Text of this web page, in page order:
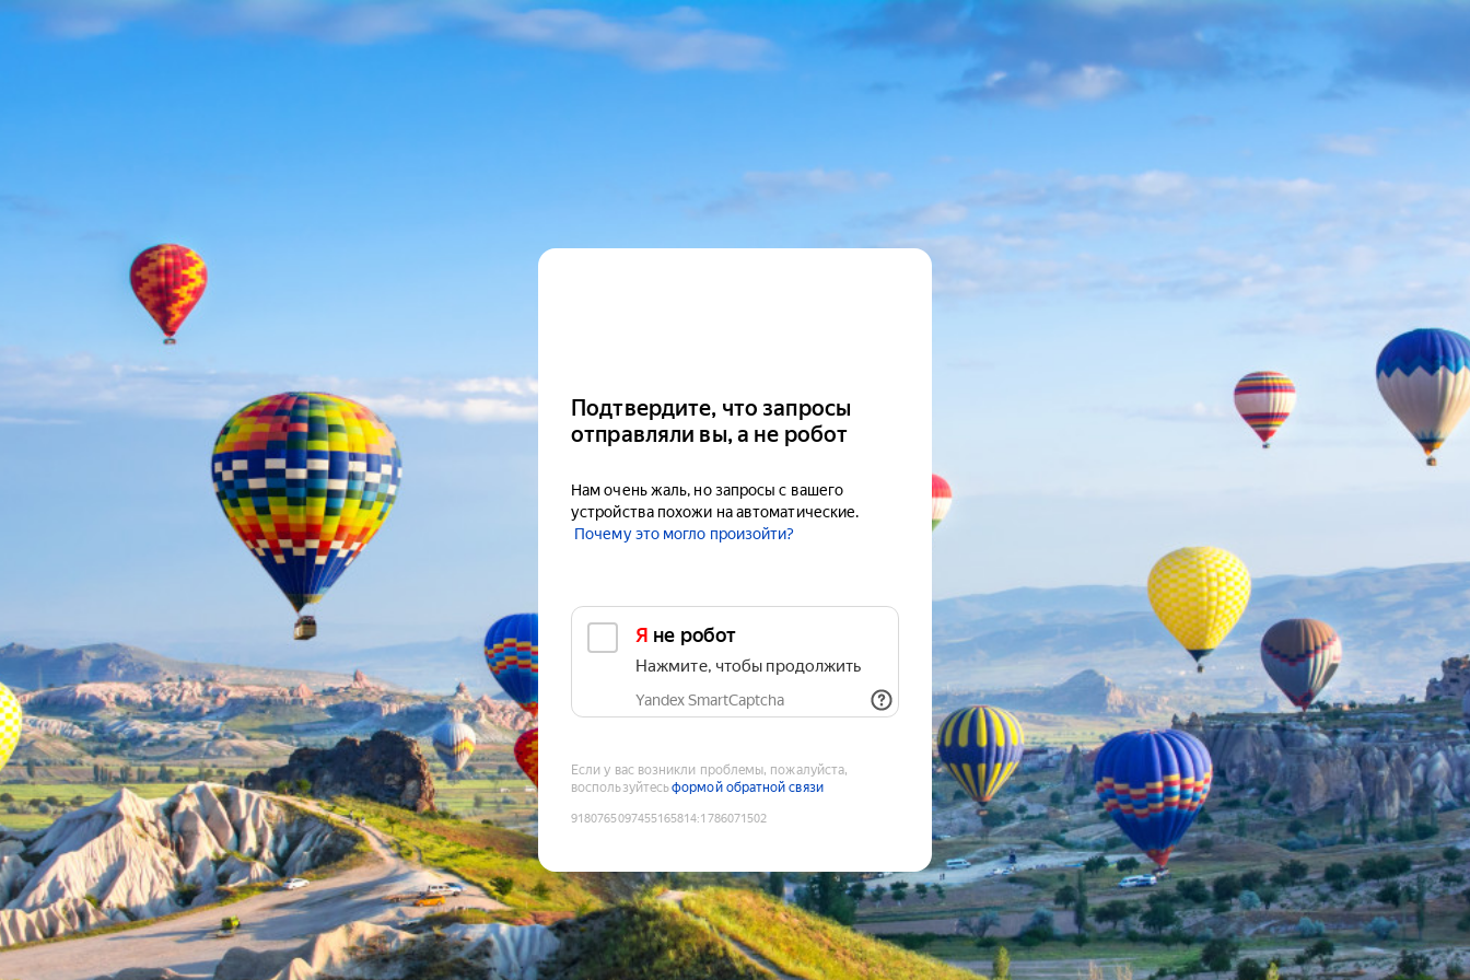
Подтвердите, что запросы
отправляли вы, а не робот
Нам очень жаль, но запросы с вашего
устройства похожи на автоматические.
Почему это могло произойти?
Я не робот
Нажмите, чтобы продолжить
Yandex SmartCaptcha
Если у вас возникли проблемы, пожалуйста,
воспользуйтесьформой обратной связи
9180765097455165814:1786071502